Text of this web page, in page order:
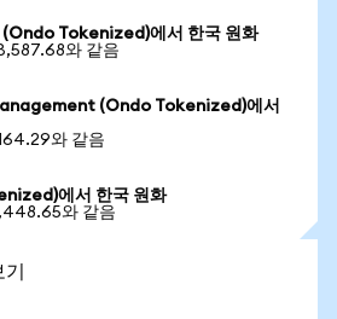
Tokenized)에서 한국 원화
와 같음
(Ondo Tokenized)에서
와 같음
에서 한국 원화
와 같음